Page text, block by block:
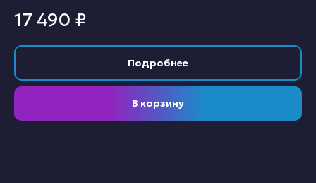
17 490 ₽
Подробнее
В корзину